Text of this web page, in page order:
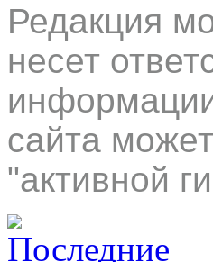
Редакция
несет
сайта
"активной